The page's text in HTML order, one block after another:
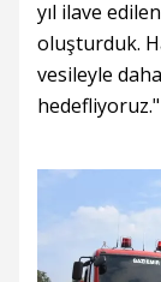
yıl ilave
oluşturduk.
vesileyle
hedefliyoruz."